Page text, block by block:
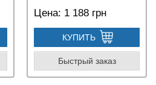
Цена: 1 188 грн
КУПИТЬ
Быстрый заказ